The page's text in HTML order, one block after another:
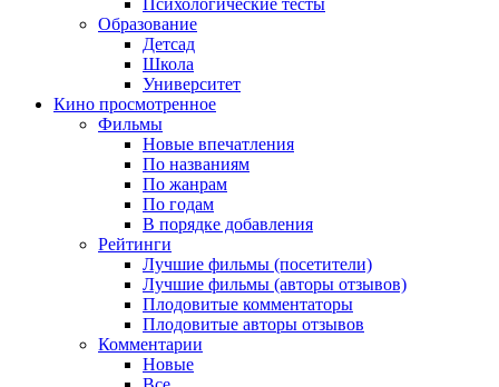
Образование
Детсад
Школа
Университет
Кино просмотренное
Фильмы
Новые впечатления
По названиям
По жанрам
По годам
В порядке добавления
Рейтинги
Лучшие фильмы (посетители)
Лучшие фильмы (авторы отзывов)
Плодовитые комментаторы
Плодовитые авторы отзывов
Комментарии
Новые